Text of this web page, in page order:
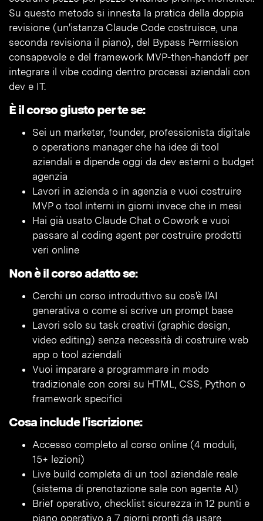
Su questo metodo si innesta la pratica della doppia
revisione (un'istanza Claude Code costruisce, una
seconda revisiona il piano), del Bypass Permission
consapevole e del framework MVP-then-handoff per
integrare il vibe coding dentro processi aziendali con
dev e IT.
È il corso giusto per te se:
Sei un marketer, founder, professionista digitale
o operations manager che ha idee di tool
aziendali e dipende oggi da dev esterni o budget
agenzia
Lavori in azienda o in agenzia e vuoi costruire
MVP o tool interni in giorni invece che in mesi
Hai già usato Claude Chat o Cowork e vuoi
passare al coding agent per costruire prodotti
veri online
Non è il corso adatto se:
Cerchi un corso introduttivo su cos'è l'AI
generativa o come si scrive un prompt base
Lavori solo su task creativi (graphic design,
video editing) senza necessità di costruire web
app o tool aziendali
Vuoi imparare a programmare in modo
tradizionale con corsi su HTML, CSS, Python o
framework specifici
Cosa include l'iscrizione:
Accesso completo al corso online (4 moduli,
15+ lezioni)
Live build completa di un tool aziendale reale
(sistema di prenotazione sale con agente AI)
Brief operativo, checklist sicurezza in 12 punti e
piano operativo a 7 giorni pronti da usare